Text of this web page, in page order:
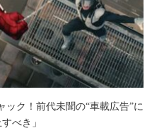
ック！前代未聞の“車載広告”に
べき」